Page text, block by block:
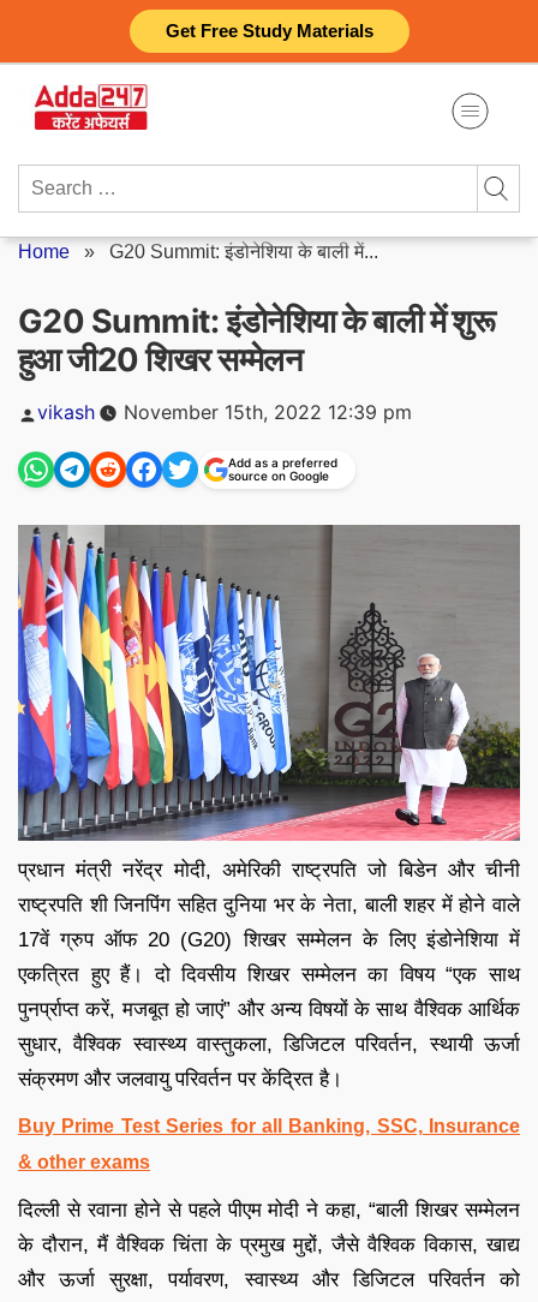
Get Free Study Materials
content
Search
Home » G20 Summit: इंडोनेशिया के बाली में...
G20 Summit: इंडोनेशिया के बाली में शुरू
हुआ जी20 शिखर सम्मेलन
Posted
vikash November 15th, 2022 12:39 pm
Add as a preferred
source on Google
प्रधान मंत्री नरेंद्र मोदी, अमेरिकी राष्ट्रपति जो बिडेन और चीनी
राष्ट्रपति शी जिनपिंग सहित दुनिया भर के नेता, बाली शहर में होने वाले
17वें ग्रुप ऑफ 20 (G20) शिखर सम्मेलन के लिए इंडोनेशिया में
एकत्रित हुए हैं। दो दिवसीय शिखर सम्मेलन का विषय “एक साथ
पुनर्प्राप्त करें, मजबूत हो जाएं” और अन्य विषयों के साथ वैश्विक आर्थिक
सुधार, वैश्विक स्वास्थ्य वास्तुकला, डिजिटल परिवर्तन, स्थायी ऊर्जा
संक्रमण और जलवायु परिवर्तन पर केंद्रित है।
Buy Prime Test Series for all Banking, SSC, Insurance
& other exams
दिल्ली से रवाना होने से पहले पीएम मोदी ने कहा, “बाली शिखर सम्मेलन
के दौरान, मैं वैश्विक चिंता के प्रमुख मुद्दों, जैसे वैश्विक विकास, खाद्य
और ऊर्जा सुरक्षा, पर्यावरण, स्वास्थ्य और डिजिटल परिवर्तन को